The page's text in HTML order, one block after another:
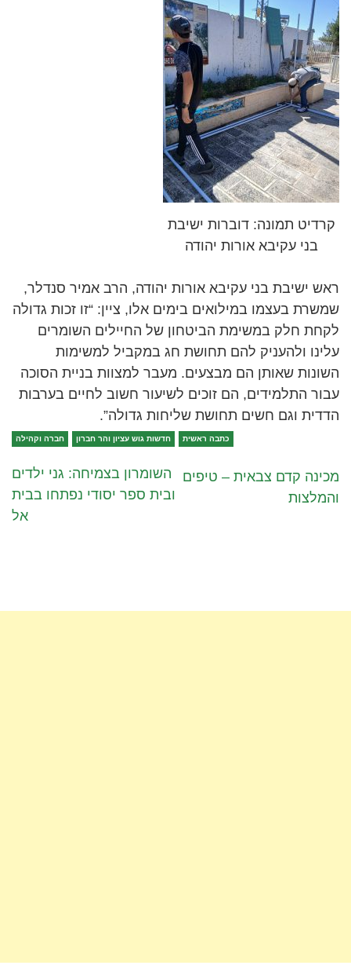
קרדיט תמונה: דוברות ישיבת
בני עקיבא אורות יהודה
ראש ישיבת בני עקיבא אורות יהודה, הרב אמיר סנדלר,
שמשרת בעצמו במילואים בימים אלו, ציין: “זו זכות גדולה
לקחת חלק במשימת הביטחון של החיילים השומרים
עלינו ולהעניק להם תחושת חג במקביל למשימות
השונות שאותן הם מבצעים. מעבר למצוות בניית הסוכה
עבור התלמידים, הם זוכים לשיעור חשוב לחיים בערבות
הדדית וגם חשים תחושת שליחות גדולה”.
חברה וקהילה חדשות גוש עציון והר חברון כתבה ראשית
השומרון בצמיחה: גני ילדים
ובית ספר יסודי נפתחו בבית
אל
מכינה קדם צבאית – טיפים
והמלצות